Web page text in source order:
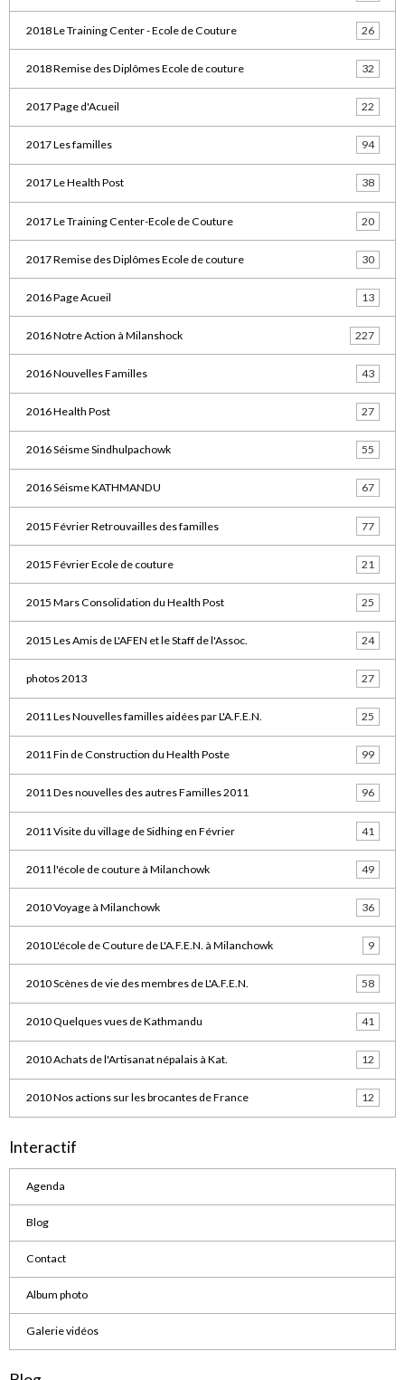
2018 Le Training Center - Ecole de Couture 26
2018 Remise des Diplômes Ecole de couture 32
2017 Page d'Acueil 22
2017 Les familles 94
2017 Le Health Post 38
2017 Le Training Center-Ecole de Couture 20
2017 Remise des Diplômes Ecole de couture 30
2016 Page Acueil 13
2016 Notre Action à Milanshock 227
2016 Nouvelles Familles 43
2016 Health Post 27
2016 Séisme Sindhulpachowk 55
2016 Séisme KATHMANDU 67
2015 Février Retrouvailles des familles 77
2015 Février Ecole de couture 21
2015 Mars Consolidation du Health Post 25
2015 Les Amis de L'AFEN et le Staff de l'Assoc. 24
photos 2013 27
2011 Les Nouvelles familles aidées par L'A.F.E.N. 25
2011 Fin de Construction du Health Poste 99
2011 Des nouvelles des autres Familles 2011 96
2011 Visite du village de Sidhing en Février 41
2011 l'école de couture à Milanchowk 49
2010 Voyage à Milanchowk 36
2010 L'école de Couture de L'A.F.E.N. à Milanchowk 9
2010 Scènes de vie des membres de L'A.F.E.N. 58
2010 Quelques vues de Kathmandu 41
2010 Achats de l'Artisanat népalais à Kat. 12
2010 Nos actions sur les brocantes de France 12
Interactif
Agenda
Blog
Contact
Album photo
Galerie vidéos